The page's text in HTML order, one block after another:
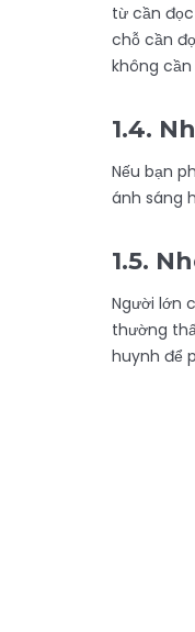
từ cần
chỗ cần
không
1.4.
Nếu bạn
ánh sáng
1.5.
Người lớn
thường
huynh để